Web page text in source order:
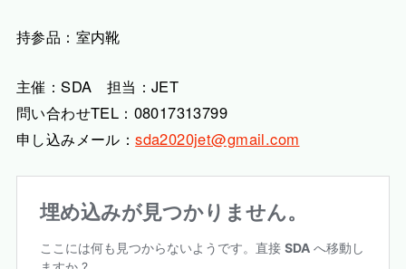
持参品：室内靴
主催：SDA 担当：JET
問い合わせTEL：08017313799
申し込みメール：sda2020jet@gmail.com